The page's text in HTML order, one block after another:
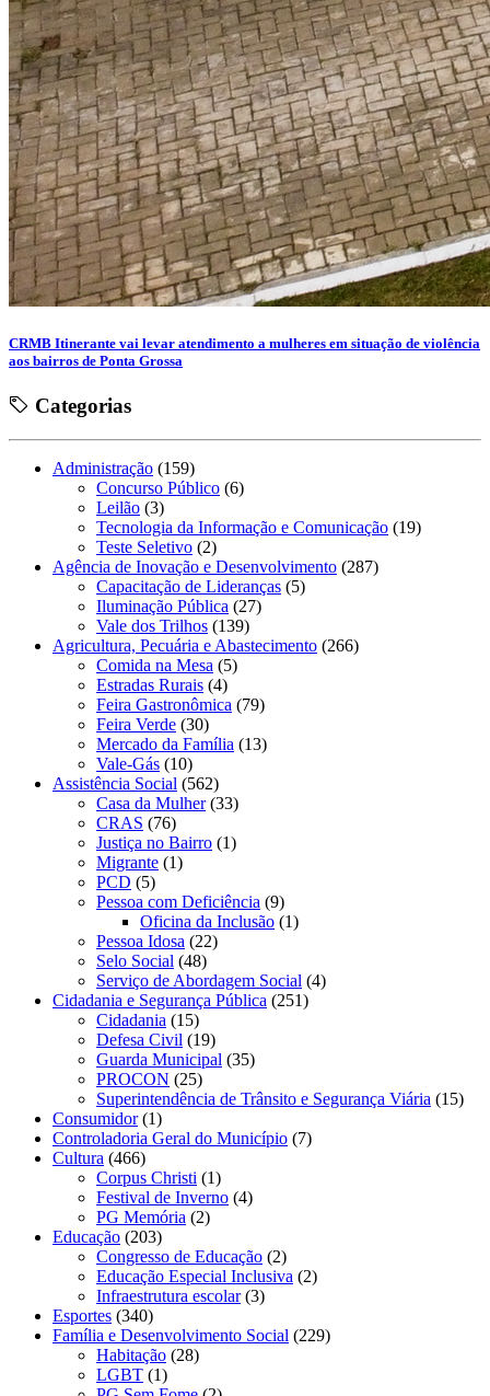
CRMB Itinerante vai levar atendimento a mulheres em situação de violência
aos bairros de Ponta Grossa
Categorias
Administração (159)
Concurso Público (6)
Leilão (3)
Tecnologia da Informação e Comunicação (19)
Teste Seletivo (2)
Agência de Inovação e Desenvolvimento (287)
Capacitação de Lideranças (5)
Iluminação Pública (27)
Vale dos Trilhos (139)
Agricultura, Pecuária e Abastecimento (266)
Comida na Mesa (5)
Estradas Rurais (4)
Feira Gastronômica (79)
Feira Verde (30)
Mercado da Família (13)
Vale-Gás (10)
Assistência Social (562)
Casa da Mulher(33)
CRAS (76)
Justiça no Bairro (1)
Migrante (1)
PCD (5)
Pessoa com Deficiência (9)
Oficina da Inclusão (1)
Pessoa Idosa (22)
Selo Social (48)
Serviço de Abordagem Social (4)
Cidadania e Segurança Pública (251)
Cidadania (15)
Defesa Civil (19)
Guarda Municipal (35)
PROCON (25)
Superintendência de Trânsito e Segurança Viária (15)
Consumidor(1)
Controladoria Geral do Município (7)
Cultura (466)
Corpus Christi (1)
Festival de Inverno (4)
PG Memória (2)
Educação (203)
Congresso de Educação (2)
Educação Especial Inclusiva (2)
Infraestrutura escolar(3)
Esportes (340)
Família e Desenvolvimento Social (229)
Habitação (28)
LGBT (1)